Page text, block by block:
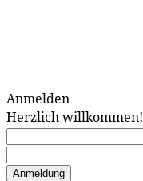
Anmelden
Herzlich